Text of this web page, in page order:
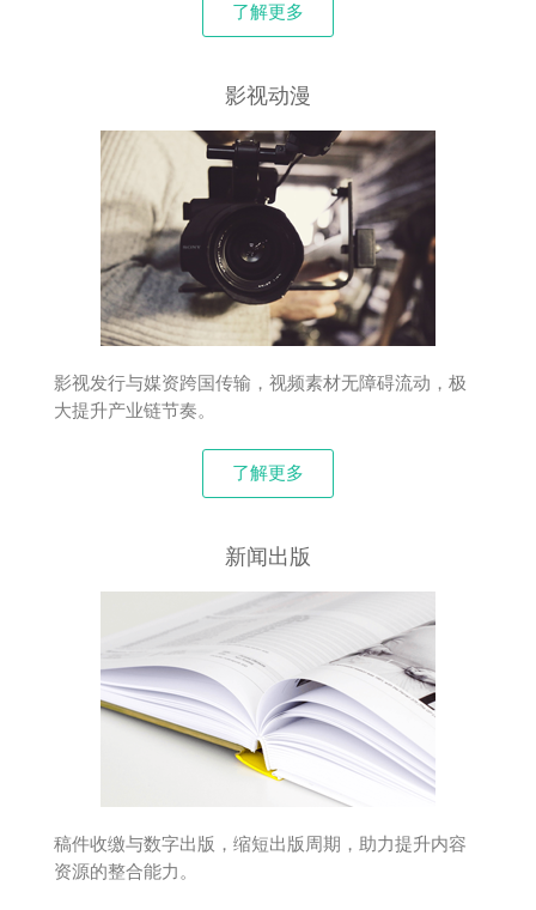
了解更多
影视动漫
影视发行与媒资跨国传输，视频素材无障碍流动，极
大提升产业链节奏。
了解更多
新闻出版
稿件收缴与数字出版，缩短出版周期，助力提升内容
资源的整合能力。